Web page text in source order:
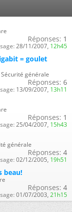
Réponses: 1
28/11/2007, 12h45
= goulet
générale
Réponses: 6
13/09/2007, 13h11
Réponses: 1
25/04/2007, 15h43
générale
Réponses: 4
02/12/2005, 19h51
beau!
Réponses: 4
01/07/2003, 21h15